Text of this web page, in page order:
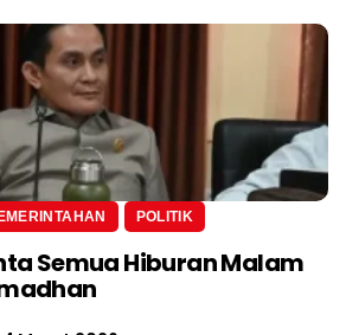
POLITIK
Semua Hiburan Malam